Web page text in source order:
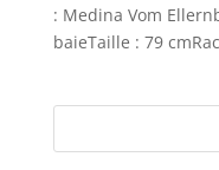
: Medina Vom
baieTaille : 79